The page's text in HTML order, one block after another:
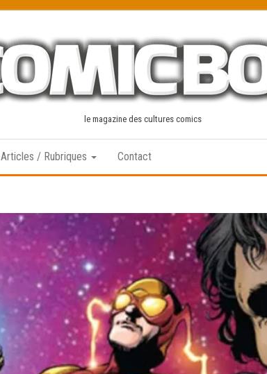
le magazine des cultures comics
Articles / Rubriques Contact